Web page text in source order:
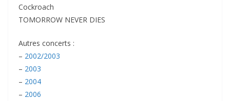
Cockroach
TOMORROW NEVER DIES
Autres concerts :
– 2002/2003
– 2003
– 2004
– 2006